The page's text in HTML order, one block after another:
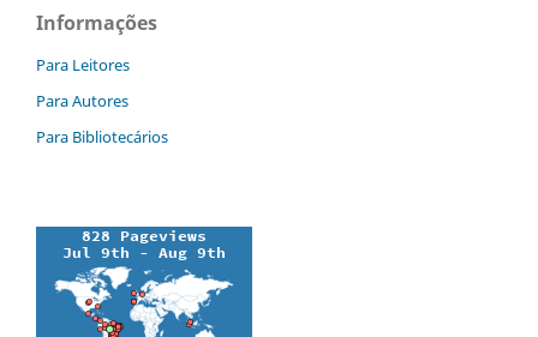
Informações
Para Leitores
Para Autores
Para Bibliotecários